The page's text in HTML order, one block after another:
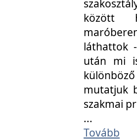
között
láthattok
után mi
mutatjuk
szakmai
...
Tovább